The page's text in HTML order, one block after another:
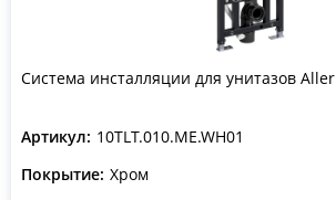
Система инсталляции для унитазов Aller
Артикул: 10TLT.010.ME.WH01
Покрытие: Хром